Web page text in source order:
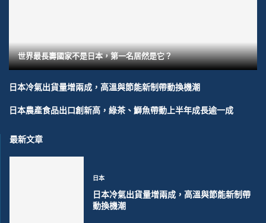
世界最長壽國家不是日本，第一名居然是它？
日本冷氣出貨量增兩成，高溫與節能新制帶動換機潮
日本農產食品出口創新高，綠茶、鰤魚帶動上半年成長逾一成
最新文章
日本
日本冷氣出貨量增兩成，高溫與節能新制帶
動換機潮